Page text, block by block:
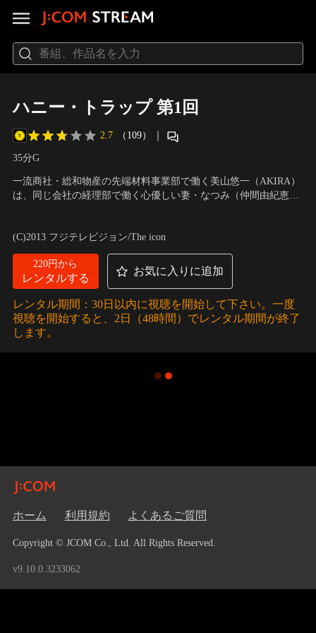
ハニー・トラップ 第1回
2.7 （109） ｜
35分G
一流商社・総和物産の先端材料事業部で働く美山悠一（AKIRA）
は、同じ会社の経理部で働く心優しい妻・なつみ（仲間由紀恵）
(C)2013 フジテレビジョン/The icon
220円から
レンタルする
お気に入りに追加
レンタル期間：30日以内に視聴を開始して下さい。一度
視聴を開始すると、2日（48時間）でレンタル期間が終了
します。
ホーム 利用規約 よくあるご質問
Copyright © JCOM Co., Ltd. All Rights Reserved.
v9.10.0.3233062